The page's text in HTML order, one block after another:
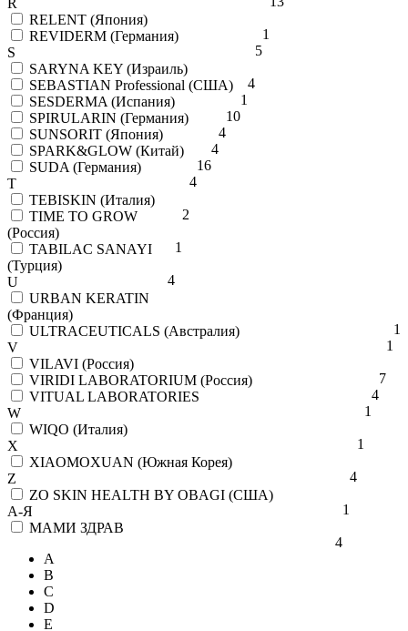
R
RELENT (Япония)
1
REVIDERM (Германия)
5
S
SARYNA KEY (Израиль)
4
SEBASTIAN Professional (США)
1
SESDERMA (Испания)
10
SPIRULARIN (Германия)
4
SUNSORIT (Япония)
4
SPARK&GLOW (Китай)
16
SUDA (Германия)
4
T
TEBISKIN (Италия)
2
TIME TO GROW
(Россия)
1
TABILAC SANAYI
(Турция)
4
U
URBAN KERATIN
(Франция)
1
ULTRACEUTICALS (Австралия)
1
V
VILAVI (Россия)
7
VIRIDI LABORATORIUM (Россия)
4
VITUAL LABORATORIES
1
W
WIQO (Италия)
1
X
XIAOMOXUAN (Южная Корея)
4
Z
ZO SKIN HEALTH BY OBAGI (США)
1
А-Я
МАМИ ЗДРАВ
4
A
B
C
D
E